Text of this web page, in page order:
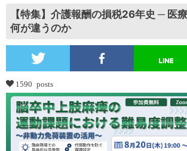
【特集】介護報酬の損税26年史 ─ 医
何が違うのか
1590 posts